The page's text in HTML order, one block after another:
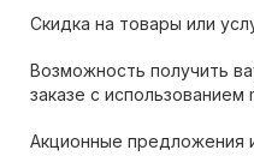
Скидка на товары или
Возможность получить
заказе с
Акционные предложения